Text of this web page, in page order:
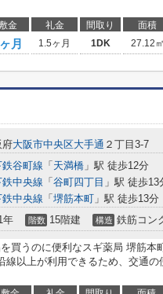
金 礼金 間取り 面積
月 1.5ヶ月 1DK 27.12㎡
府大阪市中央区大手通 ２丁目3-7
鉄谷町線 「 天満橋 」駅 徒歩12分
鉄中央線 「 谷町四丁目 」駅 徒歩13
鉄中央線 「 堺筋本町 」駅 徒歩13分
年 階数 15階建 構造 鉄筋コン
買うのに便利なスギ薬局 堺筋本
線以上が利用できるため、交通